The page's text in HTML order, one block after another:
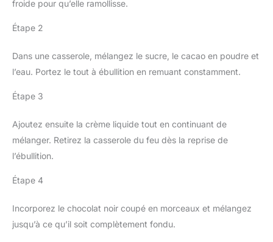
froide pour qu’elle ramollisse.
Étape 2
Dans une casserole, mélangez le sucre, le cacao en poudre et
l’eau. Portez le tout à ébullition en remuant constamment.
Étape 3
Ajoutez ensuite la crème liquide tout en continuant de
mélanger. Retirez la casserole du feu dès la reprise de
l’ébullition.
Étape 4
Incorporez le chocolat noir coupé en morceaux et mélangez
jusqu’à ce qu’il soit complètement fondu.